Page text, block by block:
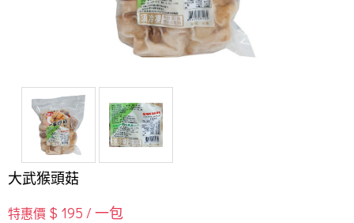
大武猴頭菇
特惠價 $ 195 / 一包